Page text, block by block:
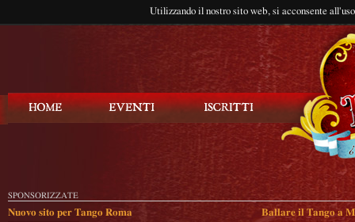
Utilizzando il nostro sito web, si acconsente
SPONSORIZZATE
Nuovo sito per Tango Roma Ballare il Tango a